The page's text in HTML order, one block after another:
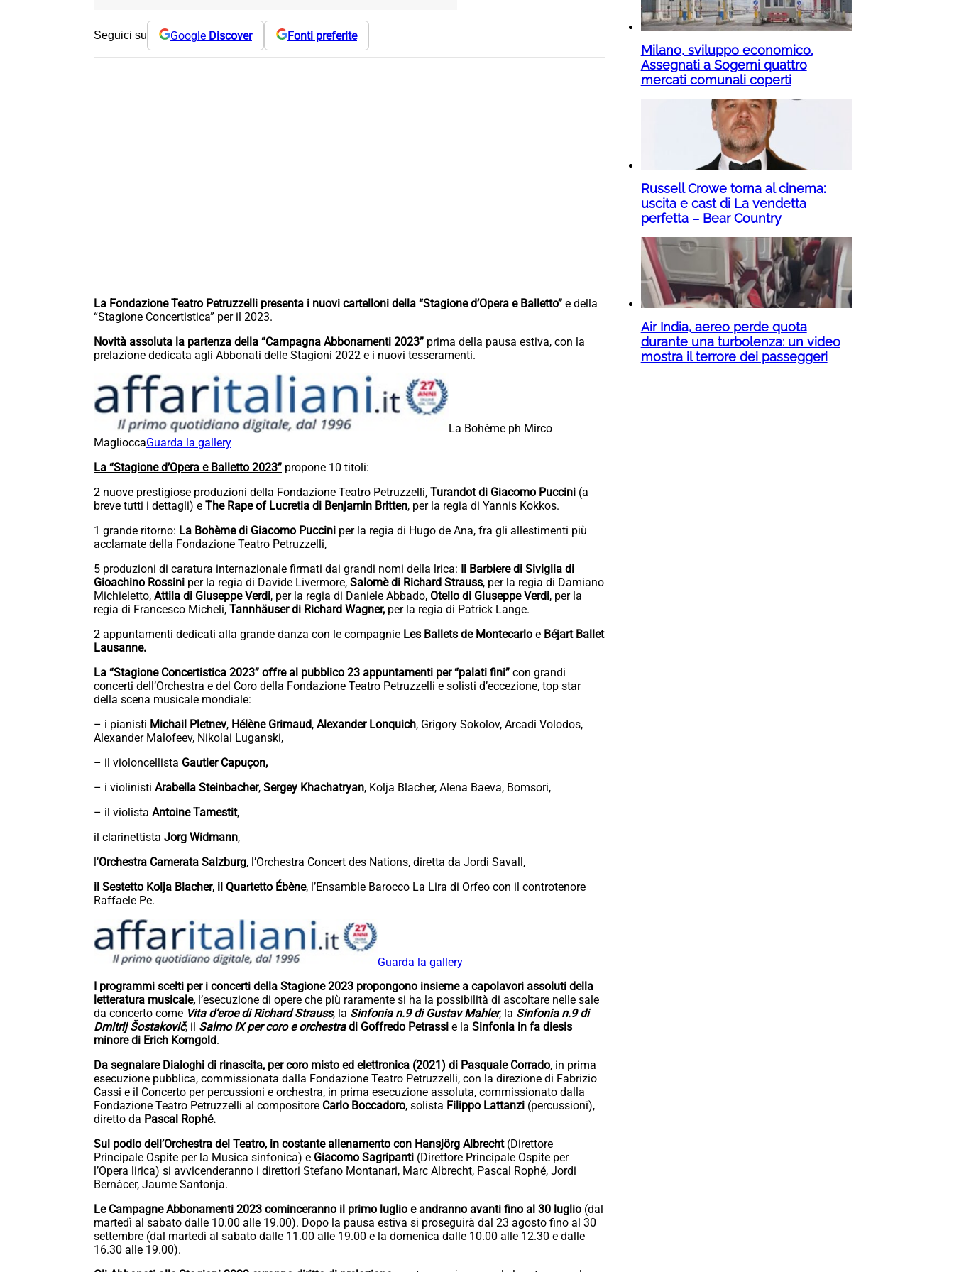
Seguici su Google Discover Fonti preferite
La Fondazione Teatro Petruzzelli presenta i nuovi cartelloni della “Stagione d’Opera e Balletto” e della
“Stagione Concertistica” per il 2023.
Novità assoluta la partenza della “Campagna Abbonamenti 2023” prima della pausa estiva, con la
prelazione dedicata agli Abbonati delle Stagioni 2022 e i nuovi tesseramenti.
La Bohème ph Mirco
MaglioccaGuarda la gallery
La “Stagione d’Opera e Balletto 2023” propone 10 titoli:
2 nuove prestigiose produzioni della Fondazione Teatro Petruzzelli, Turandot di Giacomo Puccini (a
breve tutti i dettagli) e The Rape of Lucretia di Benjamin Britten, per la regia di Yannis Kokkos.
1 grande ritorno: La Bohème di Giacomo Puccini per la regia di Hugo de Ana, fra gli allestimenti più
acclamate della Fondazione Teatro Petruzzelli,
5 produzioni di caratura internazionale firmati dai grandi nomi della lrica: Il Barbiere di Siviglia di
Gioachino Rossini per la regia di Davide Livermore, Salomè di Richard Strauss, per la regia di Damiano
Michieletto, Attila di Giuseppe Verdi, per la regia di Daniele Abbado, Otello di Giuseppe Verdi, per la
regia di Francesco Micheli, Tannhäuser di Richard Wagner, per la regia di Patrick Lange.
2 appuntamenti dedicati alla grande danza con le compagnie Les Ballets de Montecarlo e Béjart Ballet
Lausanne.
La “Stagione Concertistica 2023” offre al pubblico 23 appuntamenti per “palati fini” con grandi
concerti dell’Orchestra e del Coro della Fondazione Teatro Petruzzelli e solisti d’eccezione, top star
della scena musicale mondiale:
– i pianisti Michail Pletnev, Hélène Grimaud, Alexander Lonquich, Grigory Sokolov, Arcadi Volodos,
Alexander Malofeev, Nikolai Luganski,
– il violoncellista Gautier Capuçon,
– i violinisti Arabella Steinbacher, Sergey Khachatryan, Kolja Blacher, Alena Baeva, Bomsori,
– il violista Antoine Tamestit,
il clarinettista Jorg Widmann,
l’Orchestra Camerata Salzburg, l’Orchestra Concert des Nations, diretta da Jordi Savall,
il Sestetto Kolja Blacher, il Quartetto Ébène, l’Ensamble Barocco La Lira di Orfeo con il controtenore
Raffaele Pe.
Guarda la gallery
I programmi scelti per i concerti della Stagione 2023 propongono insieme a capolavori assoluti della
letteratura musicale, l’esecuzione di opere che più raramente si ha la possibilità di ascoltare nelle sale
da concerto come Vita d’eroe di Richard Strauss, la Sinfonia n.9 di Gustav Mahler, la Sinfonia n.9 di
Dmitrij Šostakovič, il Salmo IX per coro e orchestradi Goffredo Petrassi e la Sinfonia in fa diesis
minore di Erich Korngold.
Da segnalare Dialoghi di rinascita, per coro misto ed elettronica (2021) di Pasquale Corrado, in prima
esecuzione pubblica, commissionata dalla Fondazione Teatro Petruzzelli, con la direzione di Fabrizio
Cassi e il Concerto per percussioni e orchestra, in prima esecuzione assoluta, commissionato dalla
Fondazione Teatro Petruzzelli al compositore Carlo Boccadoro, solista Filippo Lattanzi (percussioni),
diretto da Pascal Rophé.
Sul podio dell’Orchestra del Teatro, in costante allenamento con Hansjörg Albrecht(Direttore
Principale Ospite per la Musica sinfonica) e Giacomo Sagripanti (Direttore Principale Ospite per
l’Opera lirica) si avvicenderanno i direttori Stefano Montanari, Marc Albrecht, Pascal Rophé, Jordi
Bernàcer, Jaume Santonja.
Le Campagne Abbonamenti 2023 cominceranno il primo luglio e andranno avanti fino al 30 luglio (dal
martedì al sabato dalle 10.00 alle 19.00). Dopo la pausa estiva si proseguirà dal 23 agosto fino al 30
settembre (dal martedì al sabato dalle 11.00 alle 19.00 e la domenica dalle 10.00 alle 12.30 e dalle
16.30 alle 19.00).
Milano, sviluppo economico.
Assegnati a Sogemi quattro
mercati comunali coperti
Russell Crowe torna al cinema:
uscita e cast di La vendetta
perfetta – Bear Country
Air India, aereo perde quota
durante una turbolenza: un video
mostra il terrore dei passeggeri